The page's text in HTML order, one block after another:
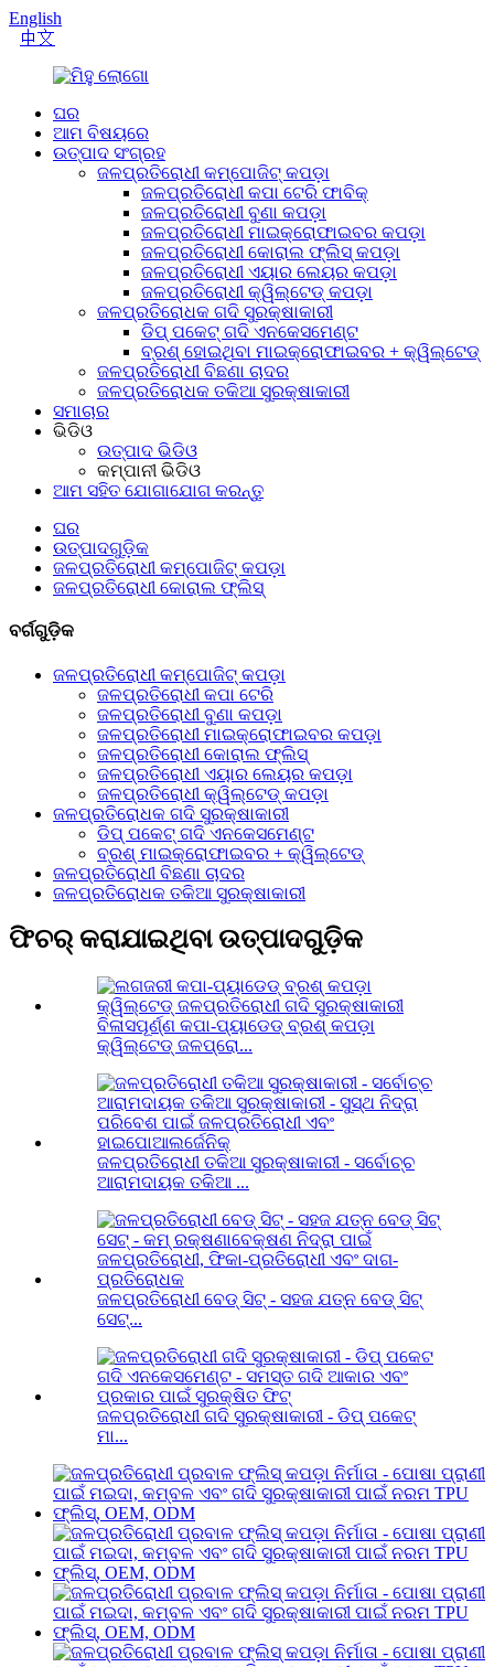
English
中文
ଘର
ଆମ ବିଷୟରେ
ଉତ୍ପାଦ ସଂଗ୍ରହ
ଜଳପ୍ରତିରୋଧୀ କମ୍ପୋଜିଟ୍ କପଡ଼ା
ଜଳପ୍ରତିରୋଧୀ କପା ଟେରି ଫାବିକ୍
ଜଳପ୍ରତିରୋଧୀ ବୁଣା କପଡ଼ା
ଜଳପ୍ରତିରୋଧୀ ମାଇକ୍ରୋଫାଇବର କପଡ଼ା
ଜଳପ୍ରତିରୋଧୀ କୋରାଲ ଫ୍ଲିସ୍ କପଡ଼ା
ଜଳପ୍ରତିରୋଧୀ ଏୟାର ଲେୟର କପଡ଼ା
ଜଳପ୍ରତିରୋଧୀ କ୍ୱିଲ୍ଟେଡ୍ କପଡ଼ା
ଜଳପ୍ରତିରୋଧକ ଗଦି ସୁରକ୍ଷାକାରୀ
ଡିପ୍ ପକେଟ୍ ଗଦି ଏନକେସମେଣ୍ଟ
ବ୍ରଶ୍ ହୋଇଥିବା ମାଇକ୍ରୋଫାଇବର + କ୍ୱିଲ୍ଟେଡ୍
ଜଳପ୍ରତିରୋଧୀ ବିଛଣା ଚାଦର
ଜଳପ୍ରତିରୋଧକ ତକିଆ ସୁରକ୍ଷାକାରୀ
ସମାଚାର
ଭିଡିଓ
ଉତ୍ପାଦ ଭିଡିଓ
କମ୍ପାନୀ ଭିଡିଓ
ଆମ ସହିତ ଯୋଗାଯୋଗ କରନ୍ତୁ
ଘର
ଉତ୍ପାଦଗୁଡ଼ିକ
ଜଳପ୍ରତିରୋଧୀ କମ୍ପୋଜିଟ୍ କପଡ଼ା
ଜଳପ୍ରତିରୋଧୀ କୋରାଲ ଫ୍ଲିସ୍
ବର୍ଗଗୁଡ଼ିକ
ଜଳପ୍ରତିରୋଧୀ କମ୍ପୋଜିଟ୍ କପଡ଼ା
ଜଳପ୍ରତିରୋଧୀ କପା ଟେରି
ଜଳପ୍ରତିରୋଧୀ ବୁଣା କପଡ଼ା
ଜଳପ୍ରତିରୋଧୀ ମାଇକ୍ରୋଫାଇବର କପଡ଼ା
ଜଳପ୍ରତିରୋଧୀ କୋରାଲ ଫ୍ଲିସ୍
ଜଳପ୍ରତିରୋଧୀ ଏୟାର ଲେୟର କପଡ଼ା
ଜଳପ୍ରତିରୋଧୀ କ୍ୱିଲ୍ଟେଡ୍ କପଡ଼ା
ଜଳପ୍ରତିରୋଧକ ଗଦି ସୁରକ୍ଷାକାରୀ
ଡିପ୍ ପକେଟ୍ ଗଦି ଏନକେସମେଣ୍ଟ
ବ୍ରଶ୍ ମାଇକ୍ରୋଫାଇବର + କ୍ୱିଲ୍ଟେଡ୍
ଜଳପ୍ରତିରୋଧୀ ବିଛଣା ଚାଦର
ଜଳପ୍ରତିରୋଧକ ତକିଆ ସୁରକ୍ଷାକାରୀ
ଫିଚର୍ କରାଯାଇଥିବା ଉତ୍ପାଦଗୁଡ଼ିକ
ବିଳାସପୂର୍ଣ୍ଣ କପା-ପ୍ୟାଡେଡ୍ ବ୍ରଶ୍ କପଡ଼ା
କ୍ୱିଲ୍ଟେଡ୍ ଜଳପ୍ରୋ...
ଜଳପ୍ରତିରୋଧୀ ତକିଆ ସୁରକ୍ଷାକାରୀ - ସର୍ବୋଚ୍ଚ
ଆରାମଦାୟକ ତକିଆ ...
ଜଳପ୍ରତିରୋଧୀ ବେଡ୍ ସିଟ୍ - ସହଜ ଯତ୍ନ ବେଡ୍ ସିଟ୍
ସେଟ୍...
ଜଳପ୍ରତିରୋଧୀ ଗଦି ସୁରକ୍ଷାକାରୀ - ଡିପ୍ ପକେଟ୍
ମା...